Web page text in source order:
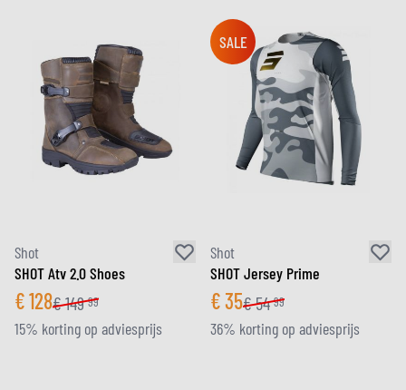
Shot
SHOT Atv 2.0 Shoes
€128€149 99
15% korting op adviesprijs
SALE
Shot
SHOT Jersey Prime
€35€54 99
36% korting op adviesprijs